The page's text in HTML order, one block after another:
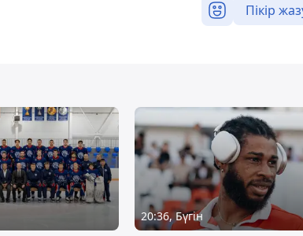
Пікір
20:36, Бүгін